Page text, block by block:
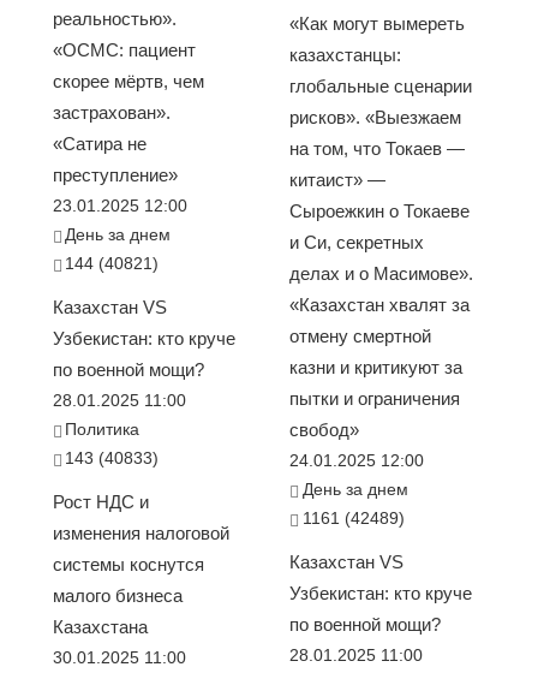
реальностью».
«ОСМС: пациент
скорее мёртв, чем
застрахован».
«Сатира не
преступление»
23.01.2025 12:00
День за днем
144 (40821)
Казахстан VS
Узбекистан: кто круче
по военной мощи?
28.01.2025 11:00
Политика
143 (40833)
Рост НДС и
изменения налоговой
системы коснутся
малого бизнеса
Казахстана
30.01.2025 11:00
«Как могут вымереть
казахстанцы:
глобальные сценарии
рисков». «Выезжаем
на том, что Токаев —
китаист» —
Сыроежкин о Токаеве
и Си, секретных
делах и о Масимове».
«Казахстан хвалят за
отмену смертной
казни и критикуют за
пытки и ограничения
свобод»
24.01.2025 12:00
День за днем
1161 (42489)
Казахстан VS
Узбекистан: кто круче
по военной мощи?
28.01.2025 11:00